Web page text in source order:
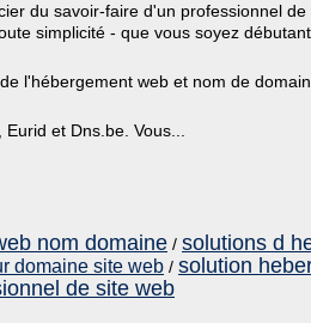
du savoir-faire d'un professionnel
simplicité - que vous soyez
l'hébergement web et nom de
et Dns.be. Vous...
nom domaine / solutions d
domaine site web / solution
de site web